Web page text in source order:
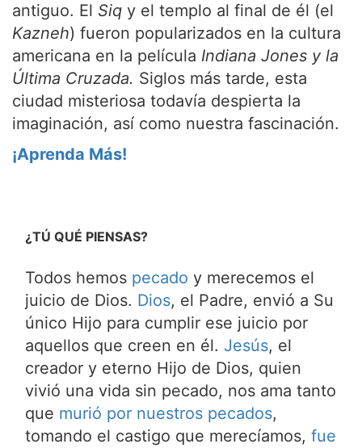
antiguo. El Siq y el templo al final de él (el
Kazneh) fueron popularizados en la cultura
americana en la película Indiana Jones y la
Última Cruzada. Siglos más tarde, esta
ciudad misteriosa todavía despierta la
imaginación, así como nuestra fascinación.
¡Aprenda Más!
¿TÚ QUÉ PIENSAS?
Todos hemos pecado y merecemos el
juicio de Dios. Dios, el Padre, envió a Su
único Hijo para cumplir ese juicio por
aquellos que creen en él. Jesús, el
creador y eterno Hijo de Dios, quien
vivió una vida sin pecado, nos ama tanto
que murió por nuestros pecados,
tomando el castigo que merecíamos, fue